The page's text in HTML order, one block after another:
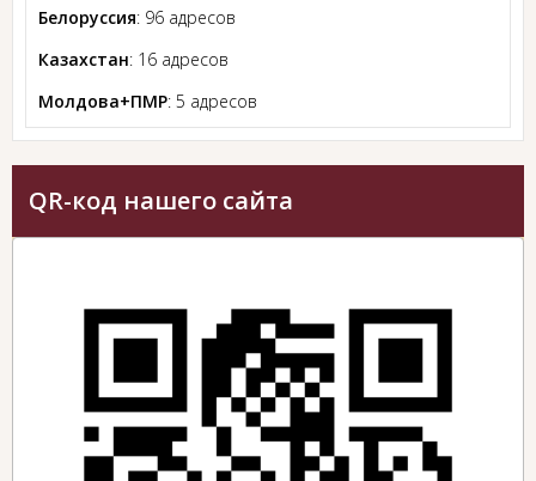
Белоруссия: 96 адресов
Казахстан: 16 адресов
Молдова+ПМР: 5 адресов
QR-код нашего сайта